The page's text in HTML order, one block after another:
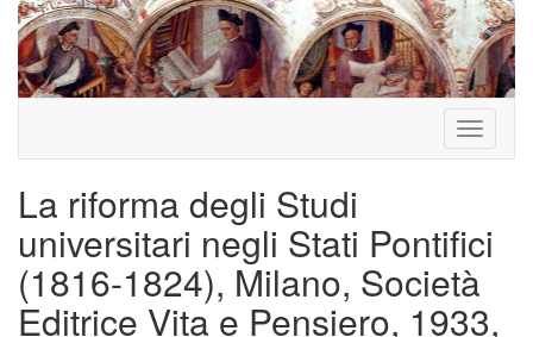
Toggle
La riforma degli Studi
universitari negli Stati Pontifici
(1816-1824), Milano, Società
Editrice Vita e Pensiero, 1933,